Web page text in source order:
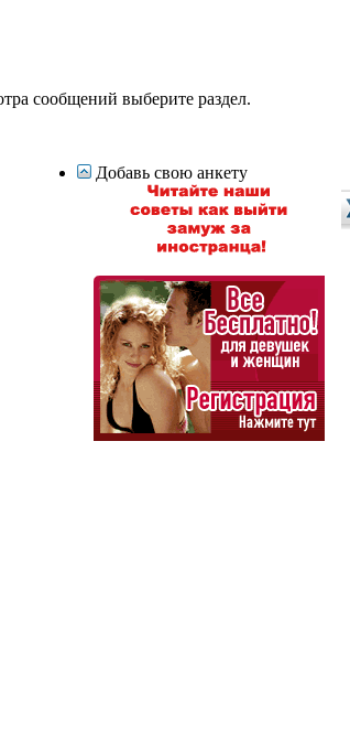
сообщений выберите раздел.
Добавь свою анкету